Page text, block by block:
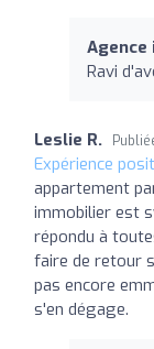
Ravi
Leslie R.
Expérience
appartement
immobilier est
répondu à
faire de retour
pas encore
s'en dégage.